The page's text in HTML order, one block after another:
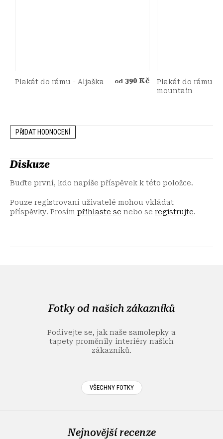
Plakát do rámu - Aljaška od 390 Kč
Plakát do rámu -
mountain
PŘIDAT HODNOCENÍ
Diskuze
Buďte první, kdo napíše příspěvek k této položce.
Pouze registrovaní uživatelé mohou vkládat
příspěvky. Prosím přihlaste se nebo se registrujte.
Fotky od našich zákazníků
Podívejte se, jak naše samolepky a
tapety proměnily interiéry našich
zákazníků.
VŠECHNY FOTKY
Nejnovější recenze